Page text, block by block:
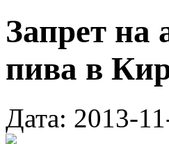
Запрет на
пива в
Дата: 2013-